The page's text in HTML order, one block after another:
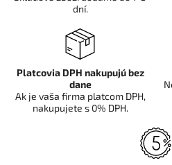
dní.
Platcovia DPH nakupujú bez
dane
Ak je vaša firma platcom DPH,
nakupujete s 0% DPH.